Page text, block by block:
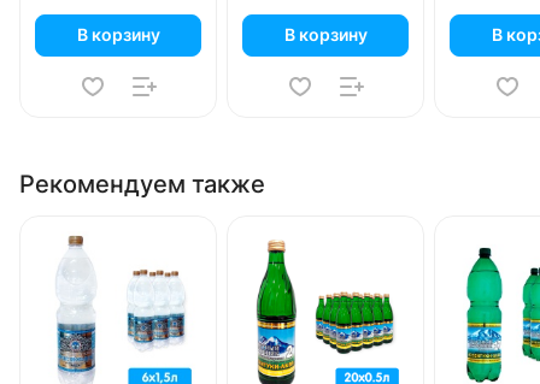
В корзину В корзину В
Рекомендуем также